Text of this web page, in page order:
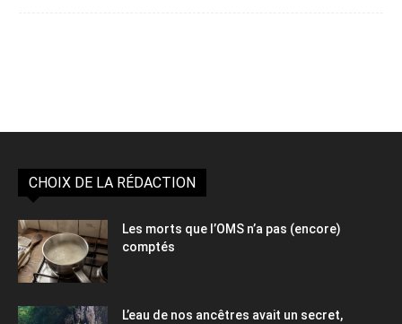
CHOIX DE LA RÉDACTION
Les morts que l’OMS n’a pas (encore)
comptés
L’eau de nos ancêtres avait un secret,